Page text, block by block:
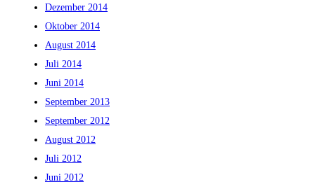
Dezember 2014
Oktober 2014
August 2014
Juli 2014
Juni 2014
September 2013
September 2012
August 2012
Juli 2012
Juni 2012